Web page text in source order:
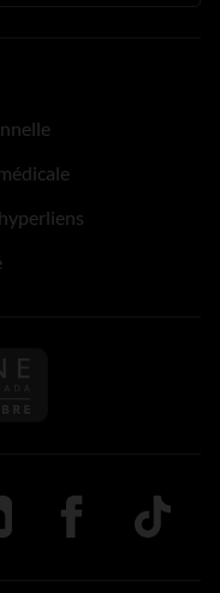
sur Youtube
nous sur LinkedIn
Suivez nous sur
TikTok